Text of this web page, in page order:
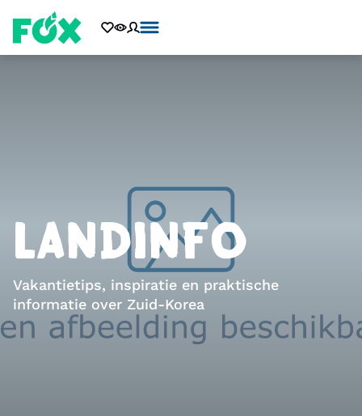
LANDINFO
Vakantietips, inspiratie en praktische
informatie over Zuid-Korea